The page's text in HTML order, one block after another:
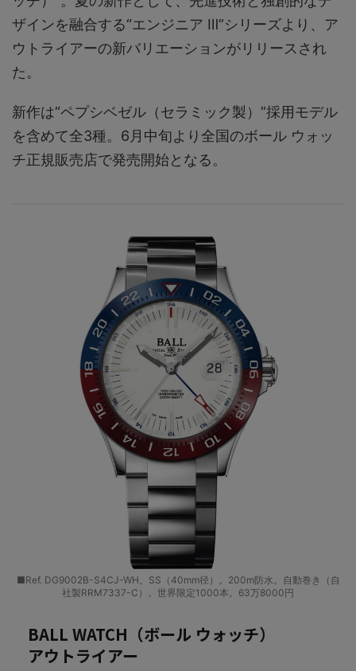
ザインを融合する“エンジニア Ⅲ”シリーズより、ア
ウトライアーの新バリエーションがリリースされ
た。
新作は“ペプシベゼル（セラミック製）”採用モデル
を含めて全3種。6月中旬より全国のボール ウォッ
チ正規販売店で発売開始となる。
■Ref. DG9002B-S4CJ-WH。SS（40mm径）。200m防水。自動巻き（自
社製RRM7337-C）。世界限定1000本。63万8000円
BALL WATCH（ボール ウォッチ）
アウトライアー